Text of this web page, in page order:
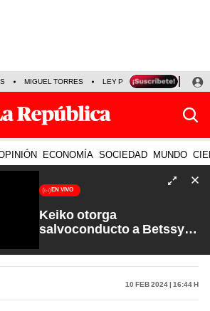
MIGUEL TORRES LEY PULPÍN PRECIO DEL
ECONOMÍA SOCIEDAD MUNDO
EN VIVO
Keiko otorga
salvoconducto a Betssy
Petroperú | Sin Guion con
Rosa María Palacios
10 Feb 2024 | 16:44 h